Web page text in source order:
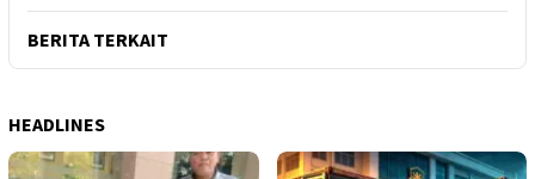
BERITA TERKAIT
HEADLINES